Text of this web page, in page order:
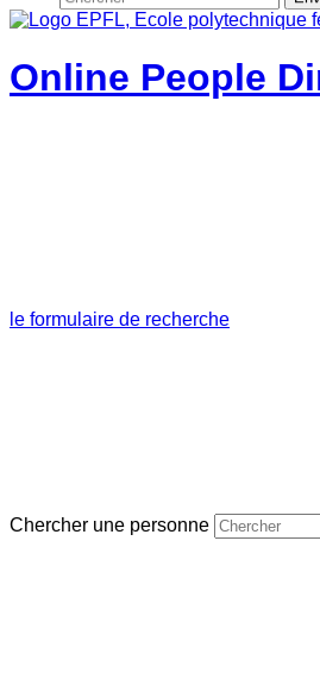
Online People
le formulaire de recherche
Chercher une personne